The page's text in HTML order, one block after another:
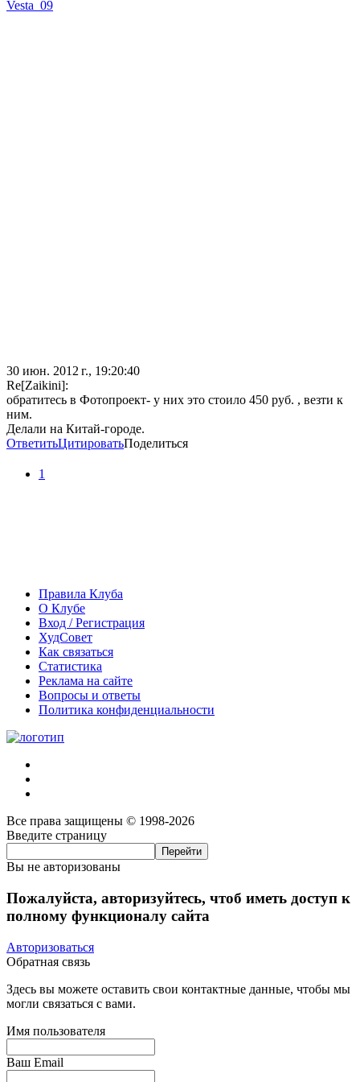
Vesta_09
30 июн. 2012 г., 19:20:40
Re[Zaikini]:
обратитесь в Фотопроект- у них это стоило 450 руб. , везти к
ним.
Делали на Китай-городе.
ОтветитьЦитироватьПоделиться
1
Правила Клуба
О Клубе
Вход / Регистрация
ХудСовет
Как связаться
Статистика
Реклама на сайте
Вопросы и ответы
Политика конфиденциальности
Все права защищены © 1998-2026
Введите страницу
Вы не авторизованы
Пожалуйста, авторизуйтесь, чтоб иметь доступ к
полному функционалу сайта
Авторизоваться
Обратная связь
Здесь вы можете оставить свои контактные данные, чтобы мы
могли связаться с вами.
Имя пользователя
Ваш Email